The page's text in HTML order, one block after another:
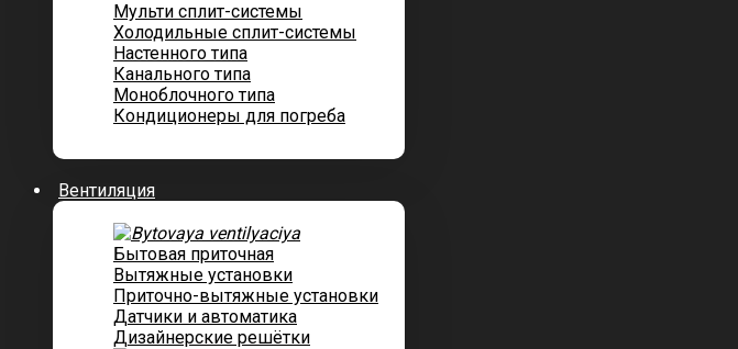
Мульти сплит-системы
Холодильные сплит-системы
Настенного типа
Канального типа
Моноблочного типа
Кондиционеры для погреба
Вентиляция
Бытовая приточная
Вытяжные установки
Приточно-вытяжные установки
Датчики и автоматика
Дизайнерские решётки